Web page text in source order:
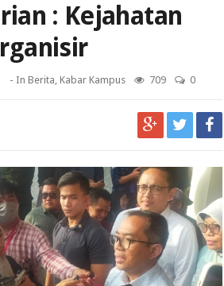
: Kejahatan
- InBerita,Kabar Kampus 709 0